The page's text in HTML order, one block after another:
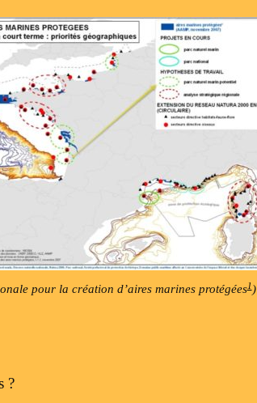
pour la création d’aires marines protégées1)
?